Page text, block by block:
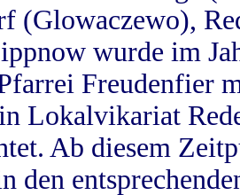
(Glowaczewo),
wurde im
Freudenfier
Lokalvikariat
Ab diesem
den